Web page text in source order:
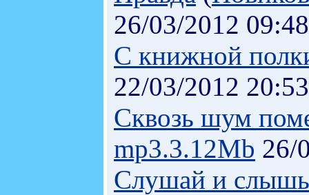
26/03/2012 09:48
С книжной
22/03/2012 20:53
Сквозь шум
mp3.3.12Mb 26/
Слушай и слышь